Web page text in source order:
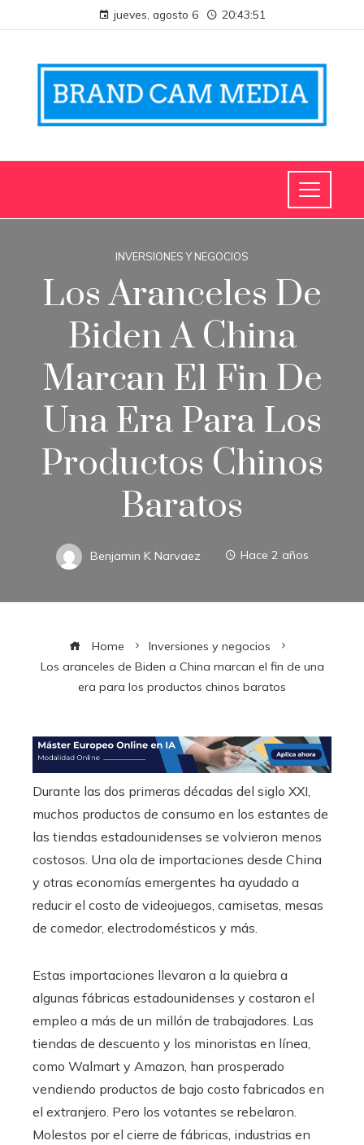
jueves, agosto 6 20:43:52
INVERSIONES Y NEGOCIOS
Los Aranceles De
Biden A China
Marcan El Fin De
Una Era Para Los
Productos Chinos
Baratos
Benjamin K Narvaez Hace 2 años
Home
Inversiones y negocios
Los aranceles de Biden a China marcan el fin de una
era para los productos chinos baratos
Durante las dos primeras décadas del siglo XXI,
muchos productos de consumo en los estantes de
las tiendas estadounidenses se volvieron menos
costosos. Una ola de importaciones desde China
y otras economías emergentes ha ayudado a
reducir el costo de videojuegos, camisetas, mesas
de comedor, electrodomésticos y más.
Estas importaciones llevaron a la quiebra a
algunas fábricas estadounidenses y costaron el
empleo a más de un millón de trabajadores. Las
tiendas de descuento y los minoristas en línea,
como Walmart y Amazon, han prosperado
vendiendo productos de bajo costo fabricados en
el extranjero. Pero los votantes se rebelaron.
Molestos por el cierre de fábricas, industrias en